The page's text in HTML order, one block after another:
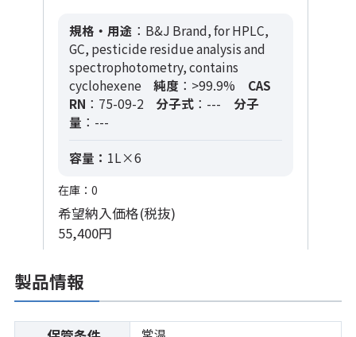
規格・用途 ：B&J Brand, for HPLC,
GC, pesticide residue analysis and
spectrophotometry, contains
cyclohexene
純度 ：>99.9%
CAS
RN ：75-09-2 分子式 ：---
分子
量 ：---
容量： 1L×6
在庫：0
希望納入価格(税抜)
55,400円
製品情報